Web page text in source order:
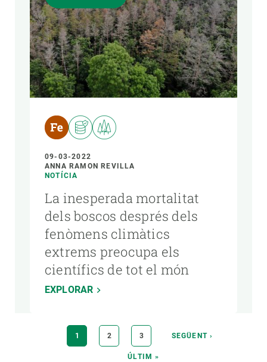
09-03-2022
ANNA RAMON REVILLA
NOTÍCIA
La inesperada mortalitat
dels boscos després dels
fenòmens climàtics
extrems preocupa els
científics de tot el món
EXPLORAR
PÀGINA
ACTUAL
1 PÀGINA
2 PÀGINA
3
PÀGINA
SEGÜENT ›
ÚLTIMA
ÚLTIM »